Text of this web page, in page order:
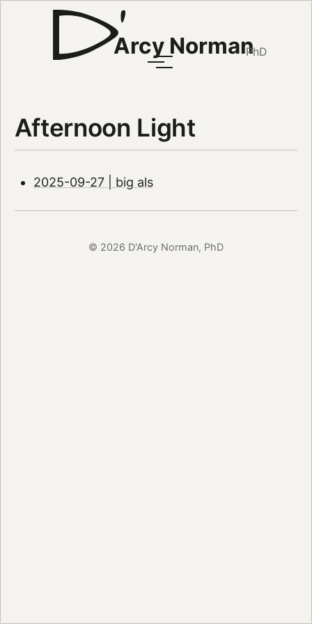
Arcy NormanPhD
Afternoon Light
2025-09-27 | big als
© 2026 D'Arcy Norman, PhD